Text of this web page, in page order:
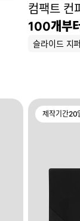
컴팩트 컨
100개부터
슬라이드 지
제작기간20